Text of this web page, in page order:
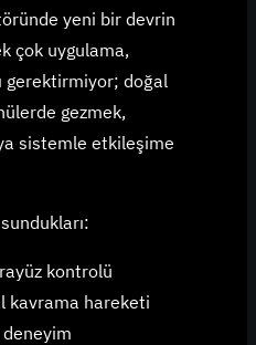
yeni bir devrin
çok uygulama,
gerektirmiyor; doğal
gezmek,
sistemle etkileşime
kontrolü
kavrama hareketi